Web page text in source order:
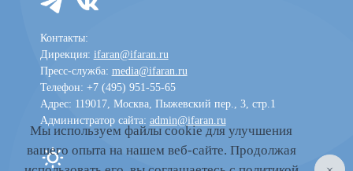
Контакты:
Дирекция: ifaran@ifaran.ru
Пресс-служба: media@ifaran.ru
Телефон: +7 (495) 951-55-65
Адрес: 119017, Москва, Пыжевский пер., 3, стр.1
Администратор сайта: admin@ifaran.ru
Toggle dark mode
Мы используем файлы cookie для улучшения
вашего опыта на нашем веб-сайте. Продолжая